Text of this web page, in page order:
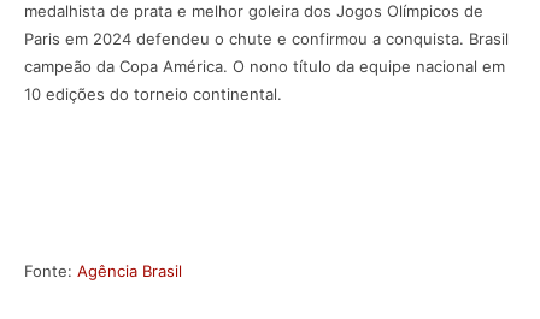
medalhista de prata e melhor goleira dos Jogos Olímpicos de
Paris em 2024 defendeu o chute e confirmou a conquista. Brasil
campeão da Copa América. O nono título da equipe nacional em
10 edições do torneio continental.
Fonte: Agência Brasil